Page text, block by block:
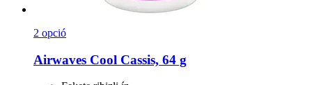
2 opció
Airwaves Cool Cassis, 64 g